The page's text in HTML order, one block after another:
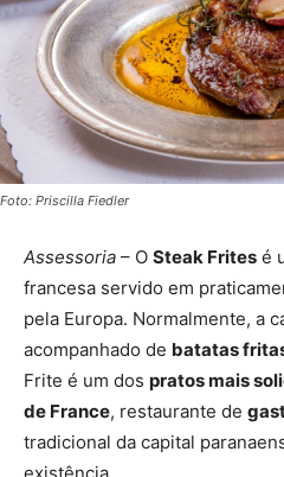
Foto: Priscilla Fiedler
Assessoria – O Steak Frites é
francesa servido em
pela Europa. Normalmente, a
acompanhado de batatas
Frite é um dos pratos mais
de France, restaurante de
tradicional da capital